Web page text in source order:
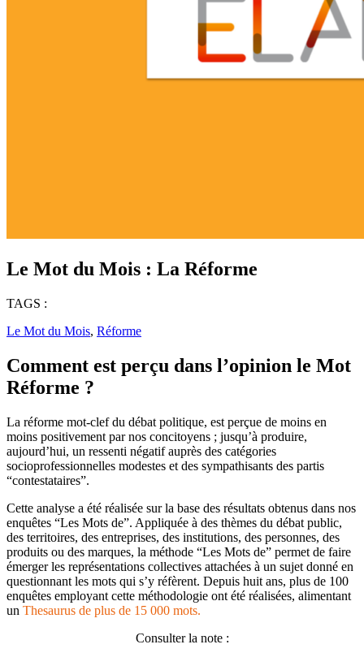
Le Mot du Mois : La Réforme
TAGS :
Le Mot du Mois, Réforme
Comment est perçu dans l’opinion le Mot
Réforme ?
La réforme mot-clef du débat politique, est perçue de moins en
moins positivement par nos concitoyens ; jusqu’à produire,
aujourd’hui, un ressenti négatif auprès des catégories
socioprofessionnelles modestes et des sympathisants des partis
“contestataires”.
Cette analyse a été réalisée sur la base des résultats obtenus dans nos
enquêtes “Les Mots de”. Appliquée à des thèmes du débat public,
des territoires, des entreprises, des institutions, des personnes, des
produits ou des marques, la méthode “Les Mots de” permet de faire
émerger les représentations collectives attachées à un sujet donné en
questionnant les mots qui s’y réfèrent. Depuis huit ans, plus de 100
enquêtes employant cette méthodologie ont été réalisées, alimentant
un Thesaurus de plus de 15 000 mots.
Consulter la note :